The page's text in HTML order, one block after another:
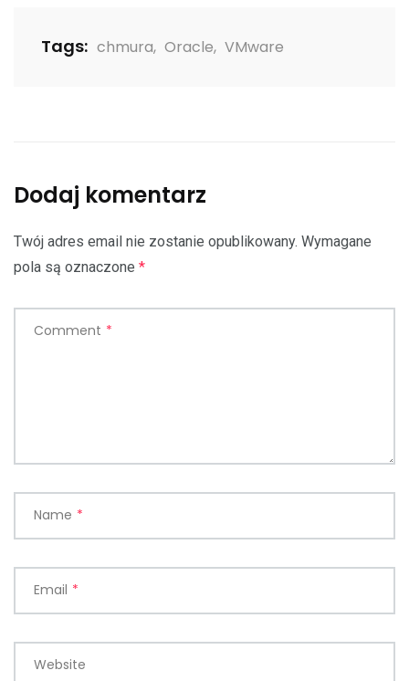
Tags: chmura, Oracle, VMware
Dodaj komentarz
Twój adres email nie zostanie opublikowany. Wymagane
pola są oznaczone *
Comment *
Name *
Email *
Website